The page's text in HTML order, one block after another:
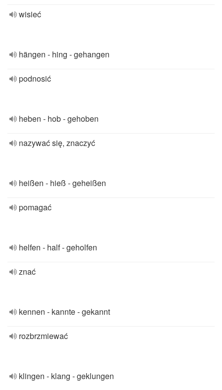
wisieć
hängen - hing - gehangen
podnosić
heben - hob - gehoben
nazywać się, znaczyć
heißen - hieß - geheißen
pomagać
helfen - half - geholfen
znać
kennen - kannte - gekannt
rozbrzmiewać
klingen - klang - geklungen